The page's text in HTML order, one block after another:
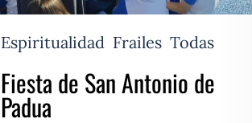
Espiritualidad Frailes Todas
Fiesta de San Antonio de
Padua